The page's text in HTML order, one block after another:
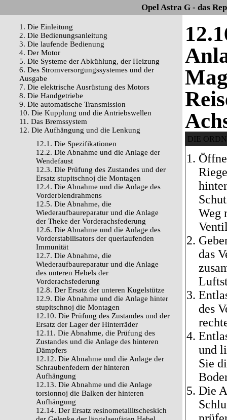
Opel Astra G - das
1. Die Einleitung
2. Die Bedienungsanleitung
3. Die laufende Bedienung
4. Der Motor
5. Die Systeme der Abkühlung, der Heizung
6. Des Stromversorgungssystemes und der
Ausgabe
7. Die elektrische Ausrüstung des Motors
8. Die Handgetriebe
9. Die automatische Transmission
10. Die Kupplung und die Antriebswellen
11. Das Bremssystem
12. Die Aufhängung und die Lenkung
12.1. Die Spezifikationen
12.2. Die Abnahme und die Anlage der
Wendefaust
12.3. Die Prüfung des Zustandes und der
Ersatz stupitschnoj die Montagen
12.4. Die Abnahme und die Anlage des
Vorderblendrahmens
12.5. Die Abnahme, die
Wiederaufbaureparatur und die Anlage
der Theke der Vorderachsfederung
12.6. Die Abnahme und die Anlage des
Vorderstabilisators der querlaufenden
Immunität
12.7. Die Abnahme, die
Wiederaufbaureparatur und die Anlage
des unteren Hebels der
Vorderachsfederung
12.8. Der Ersatz der unteren Kugelstütze
12.9. Die Abnahme und die Anlage hinter
stupitschnoj die Montagen
12.10. Die Prüfung des Zustandes und der
Ersatz der Lager der Hinterräder
12.11. Die Abnahme, die Prüfung des
Zustandes und die Anlage des hinteren
Dämpfers
12.12. Die Abnahme und die Anlage der
Schraubenfedern der hinteren
Aufhängung
12.13. Die Abnahme und die Anlage
torsionnoj die Balken der hinteren
Aufhängung
12.14. Der Ersatz resinometallitscheskich
DIE
Weg
das
des
und
Sie
Die